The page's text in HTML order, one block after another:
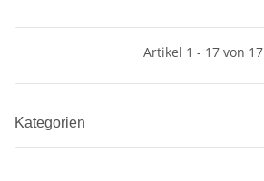
Artikel 1 - 17 von 17
Kategorien